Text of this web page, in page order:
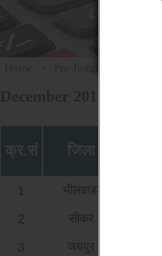
December 2018
क्र.सं जिला
भीलवाडा
2 सीकर
3 जयपुर